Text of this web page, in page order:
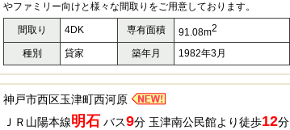
やファミリー向けと様々な間取りをご用意しております。
間取り 4DK 専有面積 91.08m2
種別 貸家 築年月 1982年3月
神戸市西区玉津町西河原
ＪＲ山陽本線明石 バス9分 玉津南公民館より徒歩12分